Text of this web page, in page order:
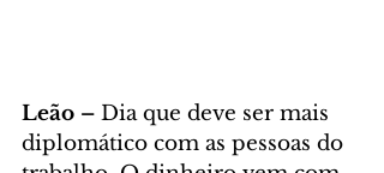
Leão – Dia que deve ser mais
diplomático com as pessoas do